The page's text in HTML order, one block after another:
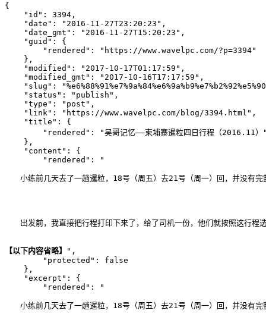
{
    "id": 3394,
    "date": "2016-11-27T23:20:23",
    "date_gmt": "2016-11-27T15:20:23",
    "guid": {
        "rendered": "https://www.wavelpc.com/?p=3394"
    },
    "modified": "2017-10-17T01:17:59",
    "modified_gmt": "2017-10-16T17:17:59",
"slug":
    "status": "publish",
    "type": "post",
    "link": "https://www.wavelpc.com/blog/3394.html",
    "title": {
"rendered": "吴哥记忆——柬埔寨暹粒四日行程（2016.11）
    },
    "content": {
        "rendered": "
小练前几天去了一趟暹粒，18号（周五）去21号（周一）回，并没有完
出发前，我直接把行程打印下来了，给了司机一份，他们就按照这行程
【以下内容省略】
",
        "protected": false
    },
    "excerpt": {
        "rendered": "
小练前几天去了一趟暹粒，18号（周五）去21号（周一）回，并没有完